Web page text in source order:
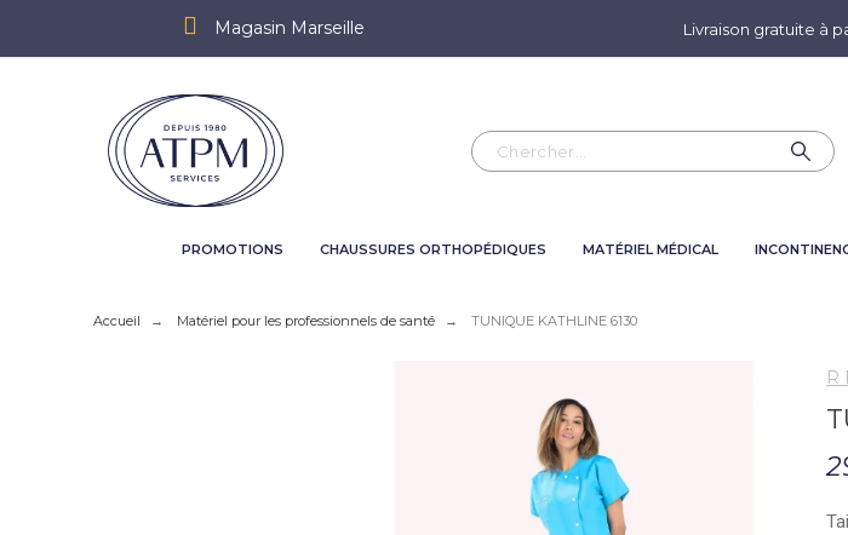
Magasin Marseille Livraison gratuite à
PROMOTIONS CHAUSSURES ORTHOPÉDIQUES MATÉRIEL MÉDICAL
Accueil Matériel pour les professionnels de santé TUNIQUE KATHLINE 6130